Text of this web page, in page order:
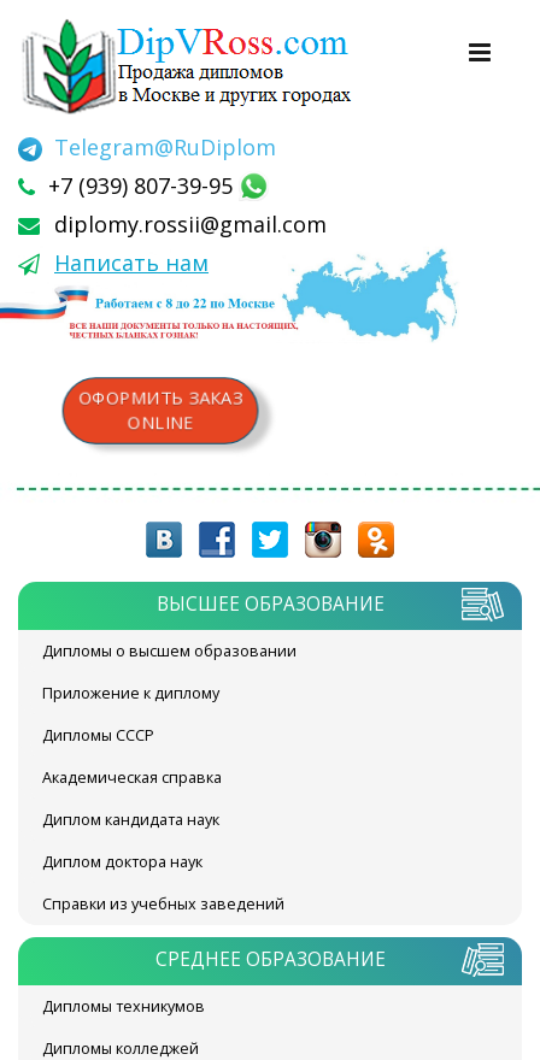
Telegram@RuDiplom
+7 (939) 807-39-95
diplomy.rossii@gmail.com
Написать нам
ОФОРМИТЬ ЗАКАЗ
ONLINE
ВЫСШЕЕ ОБРАЗОВАНИЕ
Дипломы о высшем образовании
Приложение к диплому
Дипломы СССР
Академическая справка
Диплом кандидата наук
Диплом доктора наук
Справки из учебных заведений
СРЕДНЕЕ ОБРАЗОВАНИЕ
Дипломы техникумов
Дипломы колледжей